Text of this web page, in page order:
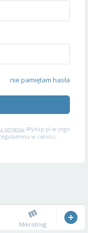
nie pamiętam hasła
serwisu Wykop.pl w jego
w całości,
Mikroblog